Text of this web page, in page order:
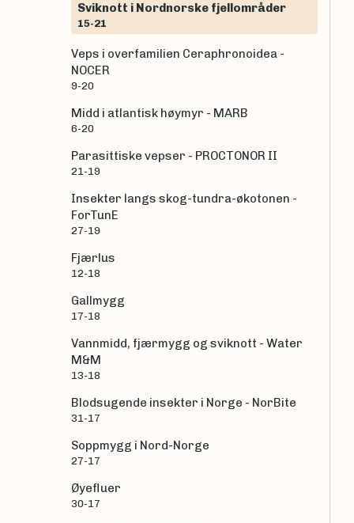
Sviknott i Nordnorske fjellområder
15-21
Veps i overfamilien Ceraphronoidea -
NOCER
9-20
Midd i atlantisk høymyr - MARB
6-20
Parasittiske vepser - PROCTONOR II
21-19
Insekter langs skog-tundra-økotonen -
ForTunE
27-19
Fjærlus
12-18
Gallmygg
17-18
Vannmidd, fjærmygg og sviknott - Water
M&M
13-18
Blodsugende insekter i Norge - NorBite
31-17
Soppmygg i Nord-Norge
27-17
Øyefluer
30-17